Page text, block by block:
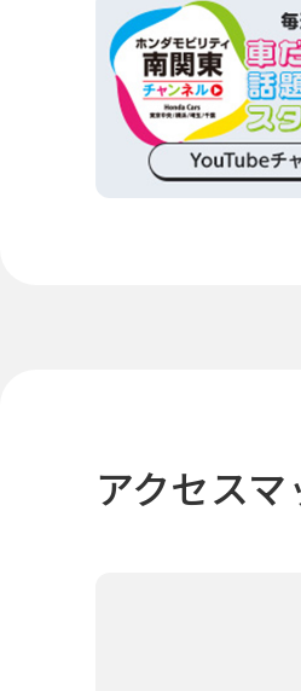
アクセスマ